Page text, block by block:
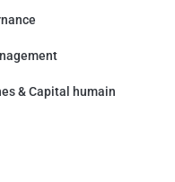
& Capital humain